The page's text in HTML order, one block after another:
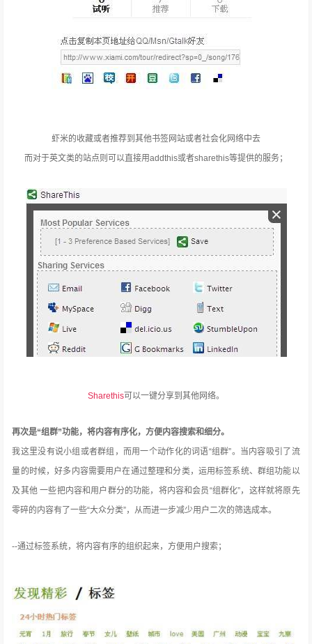
虾米的收藏或者推荐到其他书签网站或者社会化网络中去
而对于英文类的站点则可以直接用addthis或者sharethis等提供的服务；
Sharethis可以一键分享到其他网络。
再次是“组群”功能，将内容有序化，方便内容搜索和细分。
我这里没有说小组或者群组，而用一个动作化的词语“组群”。当内容吸引了流
量的时候，好多内容需要用户在通过整理和分类，运用标签系统、群组功能以
及其他 一些把内容和用户群分的功能，将内容和会员“组群化”，这样就将原先
零碎的内容有了一些“大众分类”，从而进一步减少用户二次的筛选成本。
--通过标签系统，将内容有序的组织起来，方便用户搜索；